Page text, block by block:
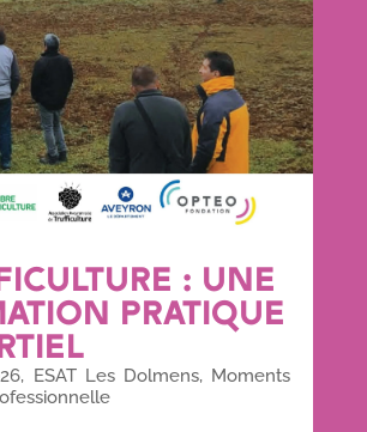
: UNE
PRATIQUE
, ESAT Les Dolmens, Moments